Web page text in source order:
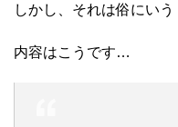
しかし、それは俗にいう
内容はこうです…